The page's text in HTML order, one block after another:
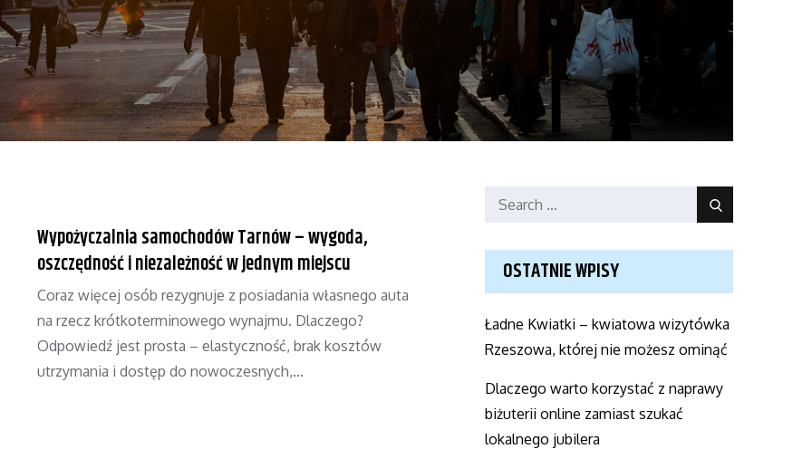
Wypożyczalnia samochodów Tarnów – wygoda,
oszczędność i niezależność w jednym miejscu
Coraz więcej osób rezygnuje z posiadania własnego auta
na rzecz krótkoterminowego wynajmu. Dlaczego?
Odpowiedź jest prosta – elastyczność, brak kosztów
utrzymania i dostęp do nowoczesnych,…
Search
Search
OSTATNIE WPISY
Ładne Kwiatki – kwiatowa wizytówka
Rzeszowa, której nie możesz ominąć
Dlaczego warto korzystać z naprawy
biżuterii online zamiast szukać
lokalnego jubilera